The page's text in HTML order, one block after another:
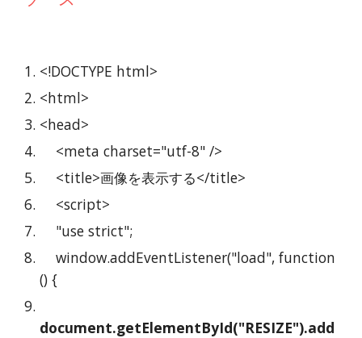
<!DOCTYPE html>
<html>
<head>
    <meta charset="utf-8" />
    <title>画像を表示する</title>
    <script>
    "use strict";
    window.addEventListener("load", function
() {
document.getElementById("RESIZE").add